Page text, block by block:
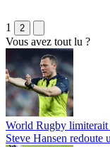
1 2
Vous avez tout lu ?
World Rugby limiterait
Steve Hansen redoute